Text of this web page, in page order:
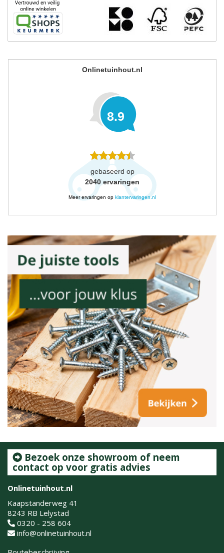
Onlinetuinhout.nl
8.9
gebaseerd op
2040 ervaringen
Meer ervaringen op klantervaringen.nl
Bezoek onze showroom of neem
contact op voor gratis advies
Onlinetuinhout.nl
Kaapstanderweg 41
8243 RB Lelystad
0320 - 258 604
info@onlinetuinhout.nl